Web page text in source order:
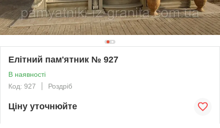
Елітний пам'ятник № 927
В наявності
Код: 927
Роздріб
Ціну уточнюйте